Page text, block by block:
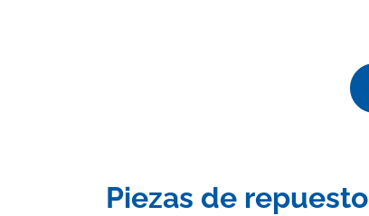
Piezas de repuesto